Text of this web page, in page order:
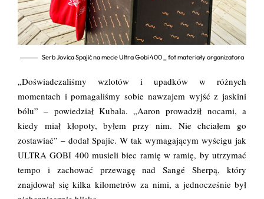
Serb Jovica Spajić na mecie Ultra Gobi 400 _ fot materiały organizatora
„Doświadczaliśmy wzlotów i upadków w różnych
momentach i pomagaliśmy sobie nawzajem wyjść z jaskini
bólu” – powiedział Kubala. „Aaron prowadził nocami, a
kiedy miał kłopoty, byłem przy nim. Nie chciałem go
zostawiać” – dodał Spajic. W tak wymagającym wyścigu jak
ULTRA GOBI 400 musieli biec ramię w ramię, by utrzymać
tempo i zachować przewagę nad Sangé Sherpą, który
znajdował się kilka kilometrów za nimi, a jednocześnie był